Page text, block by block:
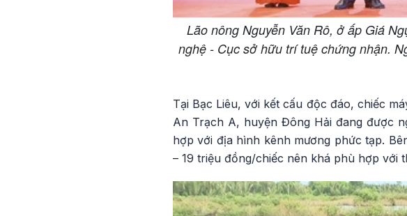
Lão nông Nguyễn Văn Rô, ở ấp Giá
nghệ - Cục sở hữu trí tuệ chứng nhận.
Tại Bạc Liêu, với kết cấu độc đáo, chiếc
An Trạch A, huyện Đông Hải đang được
hợp với địa hình kênh mương phức tạp.
– 19 triệu đồng/chiếc nên khá phù hợp với